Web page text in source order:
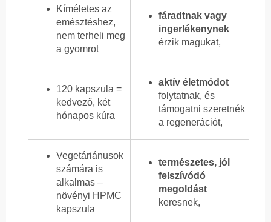
Kíméletes az
emésztéshez,
nem terheli meg
a gyomrot
fáradtnak vagy
ingerlékenynek
érzik magukat,
120 kapszula =
kedvező, két
hónapos kúra
aktív életmódot
folytatnak, és
támogatni szeretnék
a regenerációt,
Vegetáriánusok
számára is
alkalmas –
növényi HPMC
kapszula
természetes, jól
felszívódó
megoldást
keresnek,